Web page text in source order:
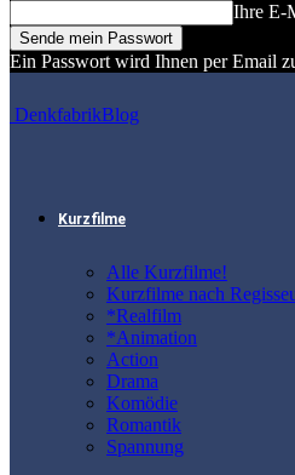
Ihre E-
Ein Passwort wird Ihnen per Email
DenkfabrikBlog
Kurzfilme
Alle Kurzfilme!
Kurzfilme nach
*Realfilm
*Animation
Action
Drama
Komödie
Romantik
Spannung